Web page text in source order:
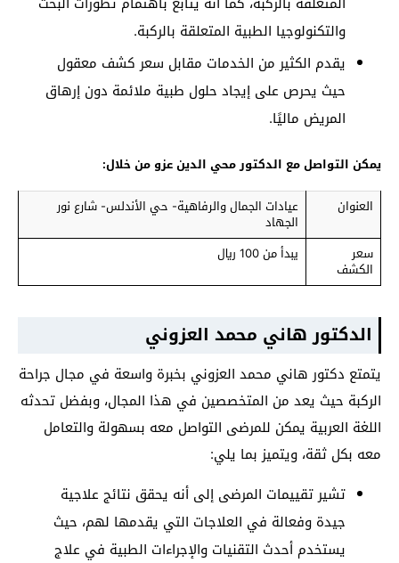
والتكنولوجيا الطبية المتعلقة بالركبة.
يقدم الكثير من الخدمات مقابل سعر كشف معقول
حيث يحرص على إيجاد حلول طبية ملائمة دون إرهاق
المريض ماليًا.
يمكن التواصل مع الدكتور محي الدين عزو من خلال:
العنوان
عيادات الجمال والرفاهية- حي الأندلس- شارع نور
الجهاد
سعر
الكشف
يبدأ من 100 ريال
الدكتور هاني محمد العزوني
يتمتع دكتور هاني محمد العزوني بخبرة واسعة في مجال جراحة
الركبة حيث يعد من المتخصصين في هذا المجال، وبفضل تحدثه
اللغة العربية يمكن للمرضى التواصل معه بسهولة والتعامل
معه بكل ثقة، ويتميز بما يلي:
تشير تقييمات المرضى إلى أنه يحقق نتائج علاجية
جيدة وفعالة في العلاجات التي يقدمها لهم، حيث
يستخدم أحدث التقنيات والإجراءات الطبية في علاج